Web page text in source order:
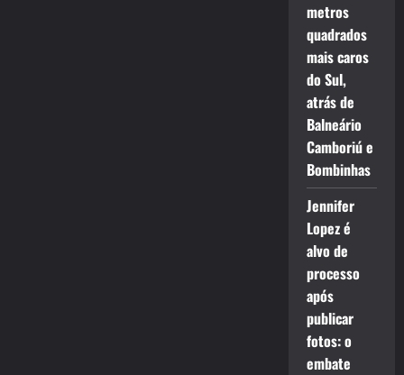
metros
quadrados
mais caros
do Sul,
atrás de
Balneário
Camboriú e
Bombinhas
Jennifer
Lopez é
alvo de
processo
após
publicar
fotos: o
embate